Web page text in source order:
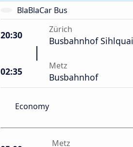
BlaBlaCar Bus
20:30 Zürich
Busbahnhof Sihlquai
02:35 Metz
Busbahnhof
Economy
Metz